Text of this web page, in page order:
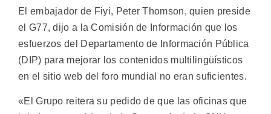
El embajador de Fiyi, Peter Thomson, quien preside
el G77, dijo a la Comisión de Información que los
esfuerzos del Departamento de Información Pública
(DIP) para mejorar los contenidos multilingüísticos
en el sitio web del foro mundial no eran suficientes.
«El Grupo reitera su pedido de que las oficinas que